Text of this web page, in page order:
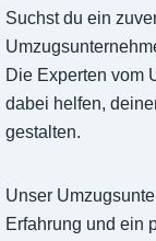
Suchst du ein
Die Experten vom
dabei helfen,
gestalten.
Unser
Erfahrung und ein